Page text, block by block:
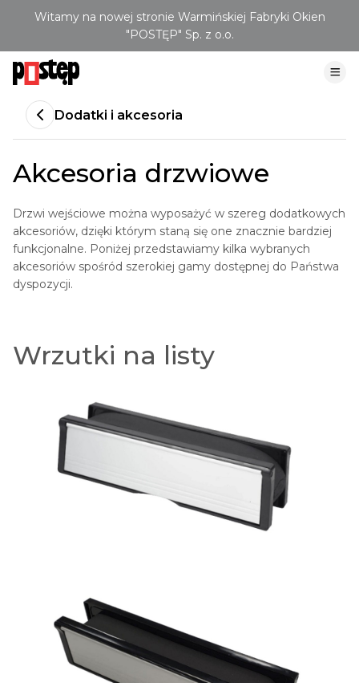
Witamy na nowej stronie Warmińskiej Fabryki Okien
"POSTĘP" Sp. z o.o.
Dodatki i akcesoria
Akcesoria drzwiowe
Drzwi wejściowe można wyposażyć w szereg dodatkowych
akcesoriów, dzięki którym staną się one znacznie bardziej
funkcjonalne. Poniżej przedstawiamy kilka wybranych
akcesoriów spośród szerokiej gamy dostępnej do Państwa
dyspozycji.
Wrzutki na listy